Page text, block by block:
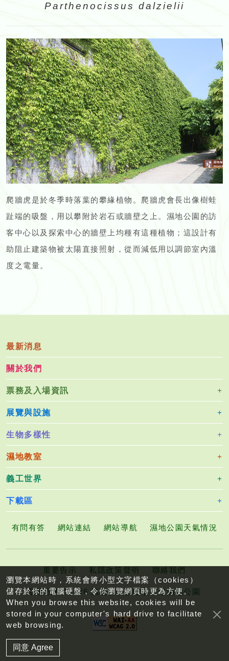
Parthenocissus dalzielii
爬牆虎是於冬季時落葉的攀緣植物。爬牆虎會長出像樹蛙
趾端的吸盤，用以攀附於岩石或牆壁之上。濕地公園的訪
客中心以及探索中心的牆壁上均種有這種植物；這設計有
助阻止建築物被太陽直接照射，從而減低用以調節室內溫
度之電量。
最新消息
關於我們
票務及入場資訊
展覽與設施
生物多樣性
濕地教室
義工世界
下載區
有問有答 網站連結 網站導航 濕地公園天氣情況
重要告示 私隱政策聲明 聯絡我們
版權所有©2026 漁農自然護理署香港濕地公園
瀏覽本網站時，系統會將小型文字檔案（cookies）
儲存於你的電腦硬盤，令你瀏覽網頁時更為方便。
When you browse this website, cookies will be
stored in your computer's hard drive to facilitate
web browsing.
同意 Agree